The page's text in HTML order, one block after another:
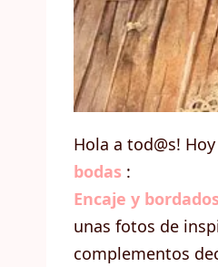
Hola a tod@s!
bodas :
Encaje y bordados
unas fotos de
complementos